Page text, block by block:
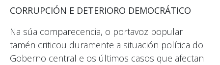
CORRUPCIÓN E DETERIORO DEMOCRÁTICO
Na súa comparecencia, o portavoz popular
tamén criticou duramente a situación política do
Goberno central e os últimos casos que afectan